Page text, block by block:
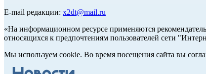
E-mail редакции: x2dt@mail.ru
«На информационном ресурсе применяются
относящихся к предпочтениям пользователей сети
Мы используем cookie. Во время посещения сайта вы